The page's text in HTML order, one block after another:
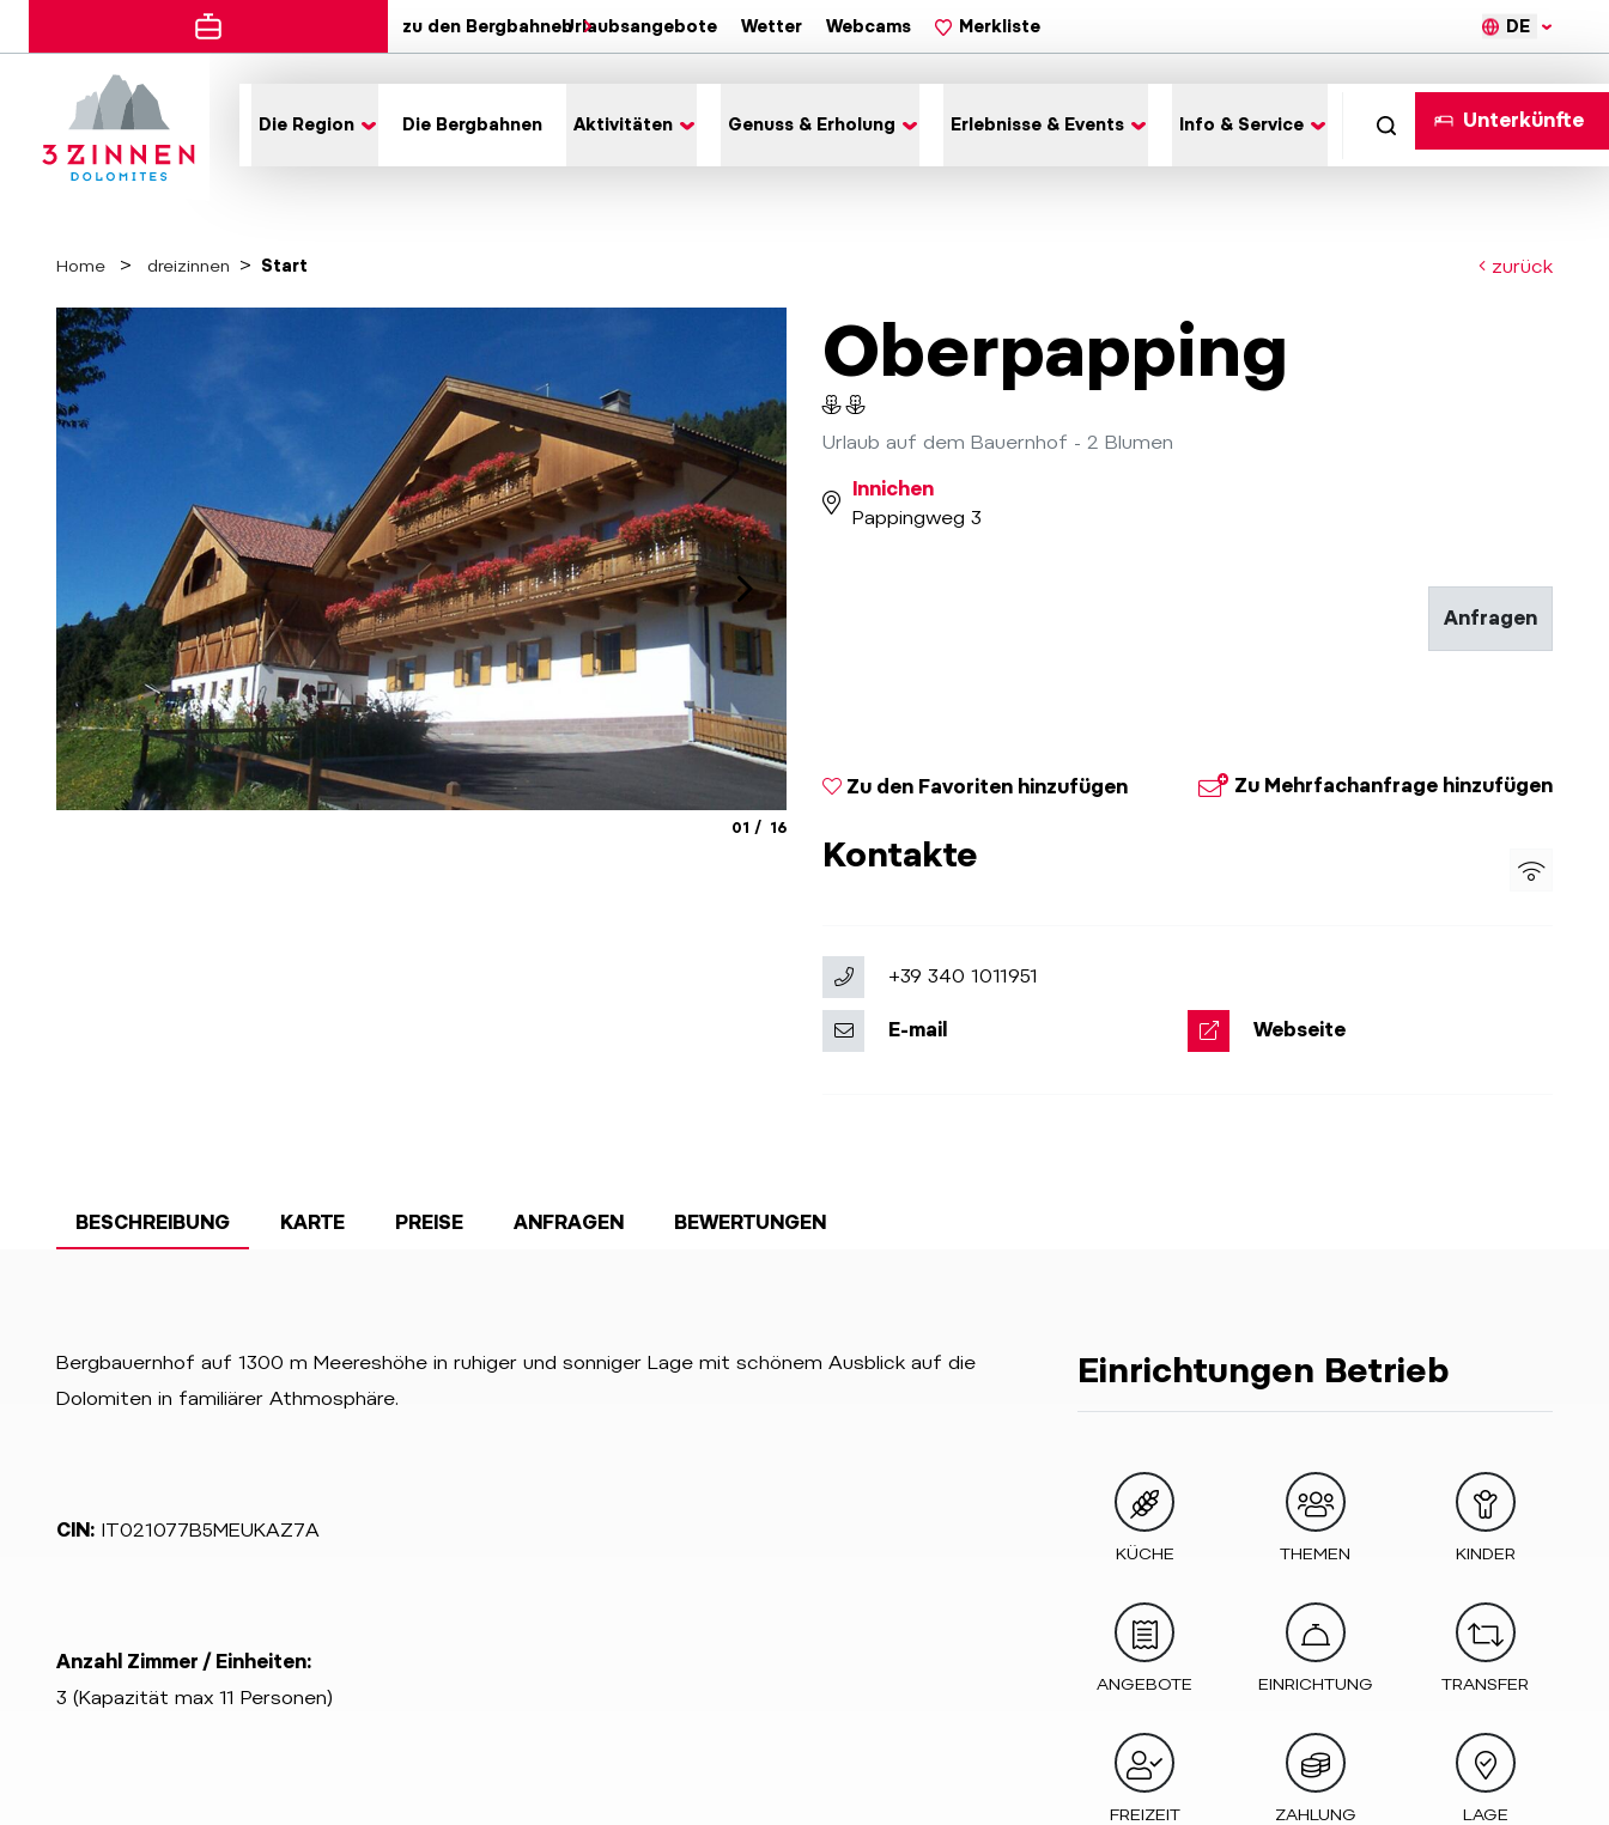
zu den BergbahnenUrlaubsangebote Wetter Webcams Merkliste DE
Die Region Die Bergbahnen Aktivitäten Genuss & Erholung Erlebnisse & Events Info & Service Unterkünfte
Home dreizinnen Start zurück
aria.slide_indicator.prefix
01 aria.slide_indicator.of
16
Oberpapping
Urlaub auf dem Bauernhof - 2 Blumen
Innichen
Pappingweg 3
Anfragen
Zu Mehrfachanfrage hinzufügen
Zu den Favoriten hinzufügen
Kontakte
+39 340 1011951
E-mail Webseite
BESCHREIBUNG KARTE PREISE ANFRAGEN BEWERTUNGEN
Bergbauernhof auf 1300 m Meereshöhe in ruhiger und sonniger Lage mit schönem Ausblick auf die
Dolomiten in familiärer Athmosphäre.
CIN: IT021077B5MEUKAZ7A
Anzahl Zimmer / Einheiten:
3 (Kapazität max 11 Personen)
Einrichtungen Betrieb
KÜCHE THEMEN KINDER
ANGEBOTE EINRICHTUNG TRANSFER
FREIZEIT ZAHLUNG LAGE